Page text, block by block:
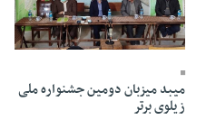
07 Dey 1400 - 23:33
میبد میزبان دومین جشنواره ملی
زیلوی برتر